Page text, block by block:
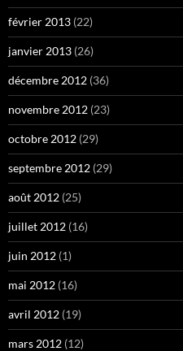
février 2013 (22)
janvier 2013 (26)
décembre 2012 (36)
novembre 2012 (23)
octobre 2012 (29)
septembre 2012 (29)
août 2012 (25)
juillet 2012 (16)
juin 2012 (1)
mai 2012 (16)
avril 2012 (19)
mars 2012 (12)